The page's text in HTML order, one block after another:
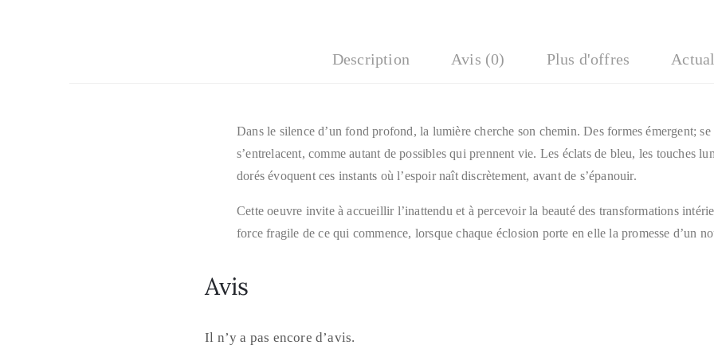
Description Avis (0) Plus d'offres
Dans le silence d’un fond profond, la lumière cherche son chemin. Des formes émergent; se
s’entrelacent, comme autant de possibles qui prennent vie. Les éclats de bleu, les touches
dorés évoquent ces instants où l’espoir naît discrètement, avant de s’épanouir.
Cette oeuvre invite à accueillir l’inattendu et à percevoir la beauté des transformations
force fragile de ce qui commence, lorsque chaque éclosion porte en elle la promesse d’un
Avis
Il n’y a pas encore d’avis.